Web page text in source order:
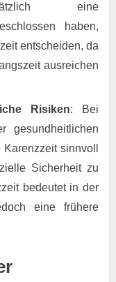
eine
haben,
entscheiden, da
ausreichen
Risiken: Bei
gesundheitlichen
sinnvoll
Sicherheit zu
bedeutet in der
eine frühere